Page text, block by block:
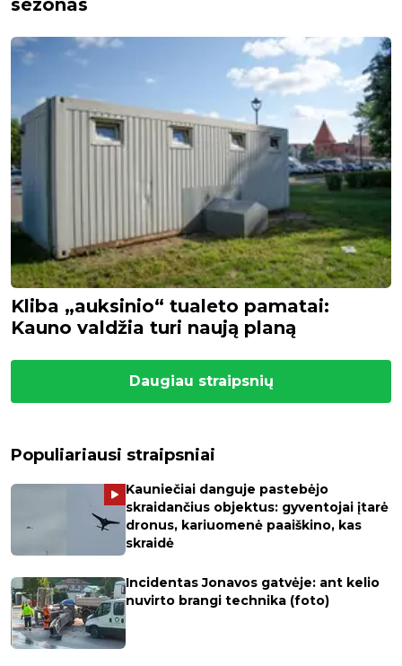
sezonas
Kliba „auksinio“ tualeto pamatai:
Kauno valdžia turi naują planą
Daugiau straipsnių
Populiariausi straipsniai
Kauniečiai danguje pastebėjo
skraidančius objektus: gyventojai įtarė
dronus, kariuomenė paaiškino, kas
skraidė
Incidentas Jonavos gatvėje: ant kelio
nuvirto brangi technika (foto)